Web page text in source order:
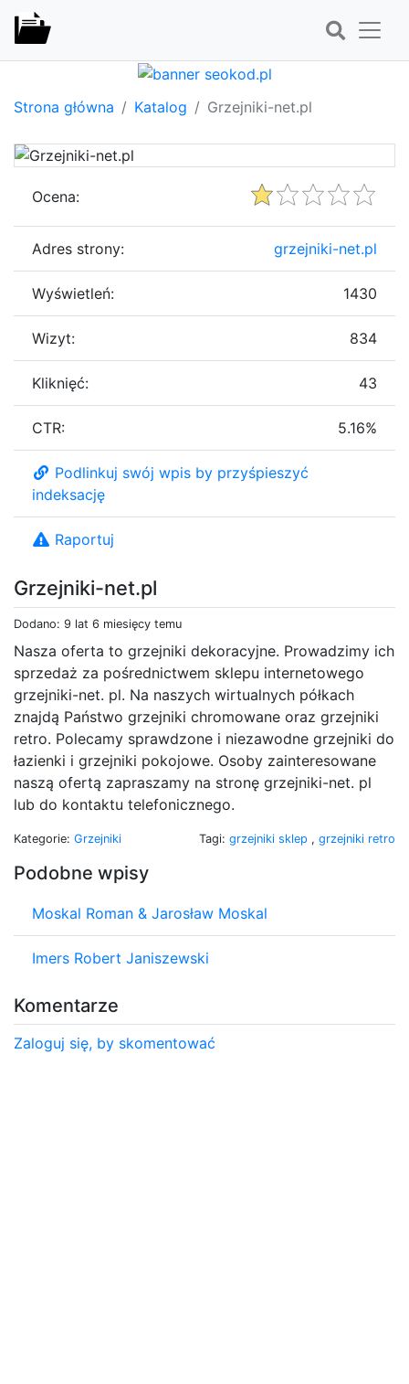
Strona główna Katalog Grzejniki-net.pl
Grzejniki-net.pl
Dodano: 9 lat 6 miesięcy temu
Nasza oferta to grzejniki dekoracyjne. Prowadzimy ich
sprzedaż za pośrednictwem sklepu internetowego
grzejniki-net. pl. Na naszych wirtualnych półkach
znajdą Państwo grzejniki chromowane oraz grzejniki
retro. Polecamy sprawdzone i niezawodne grzejniki do
łazienki i grzejniki pokojowe. Osoby zainteresowane
naszą ofertą zapraszamy na stronę grzejniki-net. pl
lub do kontaktu telefonicznego.
Kategorie: Grzejniki Tagi: grzejniki sklep , grzejniki retro
Podobne wpisy
Moskal Roman & Jarosław Moskal
Imers Robert Janiszewski
Komentarze
Zaloguj się, by skomentować
Ocena:
Adres strony: grzejniki-net.pl
Wyświetleń: 1430
Wizyt: 834
Kliknięć: 43
CTR: 5.16%
Podlinkuj swój wpis by przyśpieszyć
indeksację
Raportuj